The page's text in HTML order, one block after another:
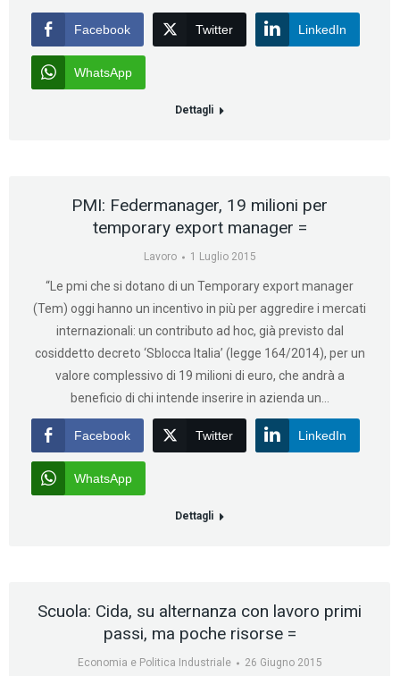
Facebook Twitter LinkedIn
WhatsApp
Dettagli
PMI: Federmanager, 19 milioni per
temporary export manager =
Lavoro 1 Luglio 2015
“Le pmi che si dotano di un Temporary export manager
(Tem) oggi hanno un incentivo in più per aggredire i mercati
internazionali: un contributo ad hoc, già previsto dal
cosiddetto decreto ‘Sblocca Italia’ (legge 164/2014), per un
valore complessivo di 19 milioni di euro, che andrà a
beneficio di chi intende inserire in azienda un…
Facebook Twitter LinkedIn
WhatsApp
Dettagli
Scuola: Cida, su alternanza con lavoro primi
passi, ma poche risorse =
Economia e Politica Industriale 26 Giugno 2015